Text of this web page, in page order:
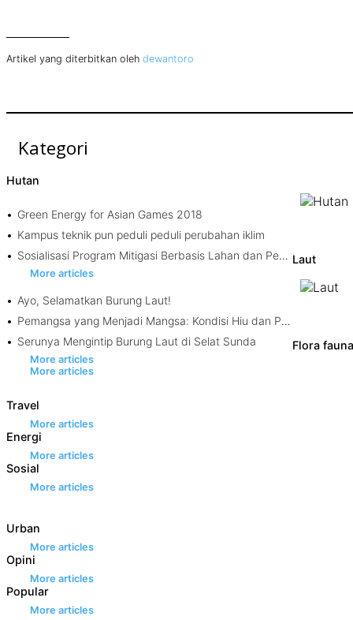
Artikel yang diterbitkan oleh dewantoro
Kategori
Hutan
Green Energy for Asian Games 2018
Kampus teknik pun peduli peduli perubahan iklim
Sosialisasi Program Mitigasi Berbasis Lahan dan Penyusunan Program Unggulan yang Berkelanjutan
More articles
Laut
Ayo, Selamatkan Burung Laut!
Pemangsa yang Menjadi Mangsa: Kondisi Hiu dan Pari di Perairan Indo-Pasifik
Serunya Mengintip Burung Laut di Selat Sunda
More articles
Flora fauna
More articles
Travel
More articles
Energi
More articles
Sosial
More articles
Urban
More articles
Opini
More articles
Popular
More articles